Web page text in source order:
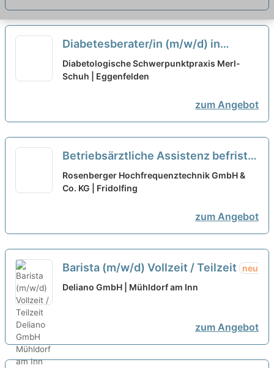
Diabetesberater/in (m/w/d) in
Voll/Teilzeit, Diabetesassistent/in
DGG (m/w/d), Ökotrophologe/in
Diabetologische Schwerpunktpraxis Merl-
Schuh | Eggenfelden
zum Angebot
Betriebsärztliche Assistenz befristet
in Teilzeit (m/w/d) neu
Rosenberger Hochfrequenztechnik GmbH &
Co. KG | Fridolfing
zum Angebot
Barista (m/w/d) Vollzeit / Teilzeit neu
Deliano GmbH | Mühldorf am Inn
zum Angebot